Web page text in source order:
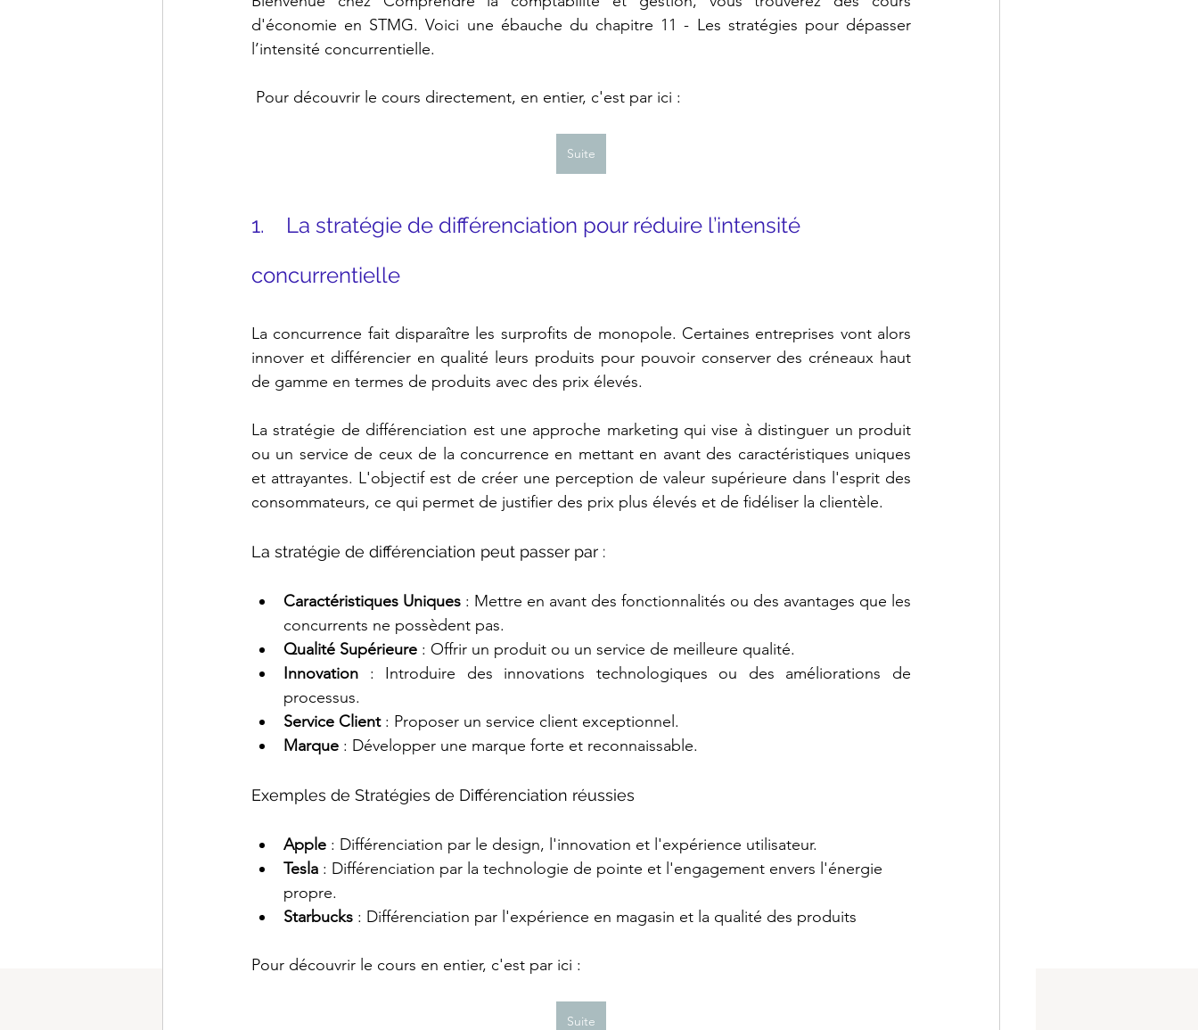
d'économie en STMG. Voici une ébauche du chapitre 11 - Les stratégies pour dépasser
l’intensité concurrentielle.
Pour découvrir le cours directement, en entier, c'est par ici :
Suite
1.    La stratégie de différenciation pour réduire l’intensité
concurrentielle
La concurrence fait disparaître les surprofits de monopole. Certaines entreprises vont alors
innover et différencier en qualité leurs produits pour pouvoir conserver des créneaux haut
de gamme en termes de produits avec des prix élevés.
La stratégie de différenciation est une approche marketing qui vise à distinguer un produit
ou un service de ceux de la concurrence en mettant en avant des caractéristiques uniques
et attrayantes. L'objectif est de créer une perception de valeur supérieure dans l'esprit des
consommateurs, ce qui permet de justifier des prix plus élevés et de fidéliser la clientèle.
La stratégie de différenciation peut passer par :
Caractéristiques Uniques : Mettre en avant des fonctionnalités ou des avantages que les
concurrents ne possèdent pas.
Qualité Supérieure : Offrir un produit ou un service de meilleure qualité.
Innovation : Introduire des innovations technologiques ou des améliorations de
processus.
Service Client : Proposer un service client exceptionnel.
Marque : Développer une marque forte et reconnaissable.
Exemples de Stratégies de Différenciation réussies
Apple : Différenciation par le design, l'innovation et l'expérience utilisateur.
Tesla : Différenciation par la technologie de pointe et l'engagement envers l'énergie
propre.
Starbucks : Différenciation par l'expérience en magasin et la qualité des produits
Pour découvrir le cours en entier, c'est par ici :
Suite